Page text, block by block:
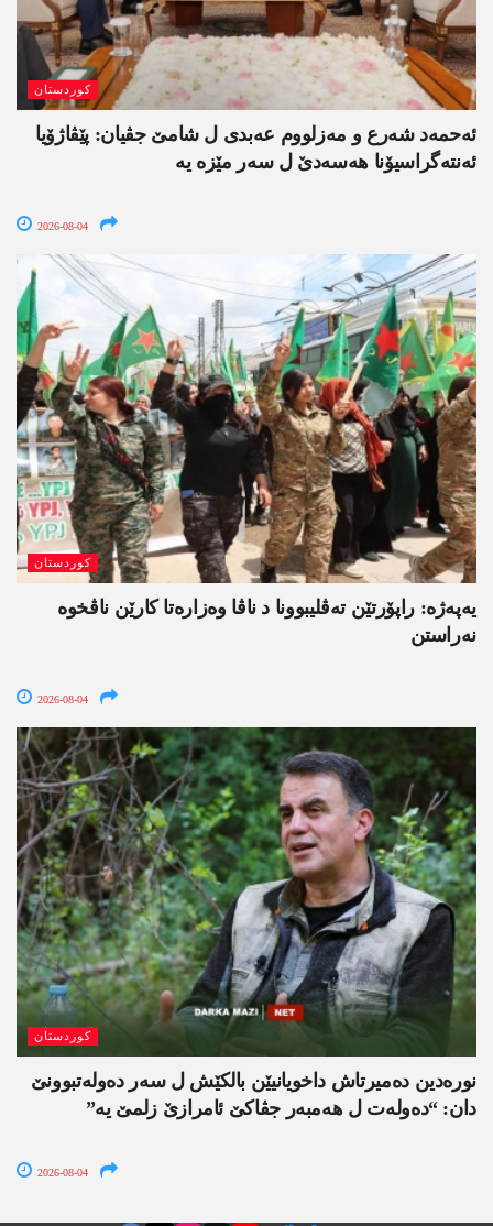
کوردستان
ئەحمەد شەرع و مەزلووم عەبدی ل شامێ جڤیان: پێڤاژۆیا
ئەنتەگراسیۆنا ھەسەدێ ل سەر مێزە یە
2026-08-04
کوردستان
یەپەژە: راپۆرتێن تەڤلیبوونا د ناڤا وەزارەتا کارێن ناڤخوە
نەراستن
2026-08-04
کوردستان
نورەدین دەمیرتاش داخویانیێن بالکێش ل سەر دەولەتبوونێ
دان: “دەولەت ل ھەمبەر جڤاکێ ئامرازێ زلمێ یە”
2026-08-04